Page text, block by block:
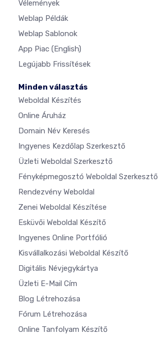
Vélemények
Weblap Példák
Weblap Sablonok
App Piac (English)
Legújabb Frissítések
Minden választás
Weboldal Készítés
Online Áruház
Domain Név Keresés
Ingyenes Kezdőlap Szerkesztő
Üzleti Weboldal Szerkesztő
Fényképmegosztó Weboldal Szerkesztő
Rendezvény Weboldal
Zenei Weboldal Készítése
Esküvői Weboldal Készítő
Ingyenes Online Portfólió
Kisvállalkozási Weboldal Készítő
Digitális Névjegykártya
Üzleti E-Mail Cím
Blog Létrehozása
Fórum Létrehozása
Online Tanfolyam Készítő